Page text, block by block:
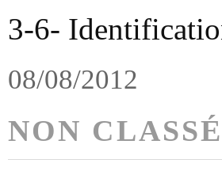
3-6-
08/08/2012
NON CLASSÉ